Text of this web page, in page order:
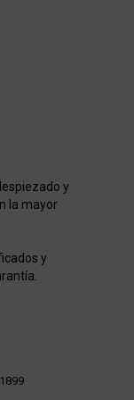
y
la mayor
y